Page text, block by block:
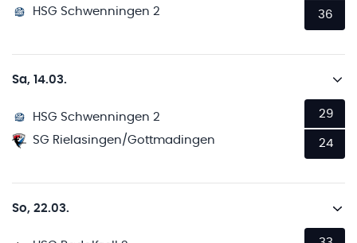
HSG Schwenningen 2
36
Sa, 14.03.
HSG Schwenningen 2
SG Rielasingen/Gottmadingen
29
24
So, 22.03.